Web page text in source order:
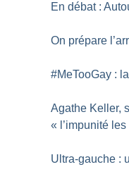
En débat :
On prépare
#MeTooGay :
Agathe Keller,
« l’impunité
Ultra-gauche :